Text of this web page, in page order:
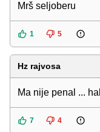
Mrš seljoberu
1 5
Hz rajvosa
Ma nije penal ...
7 4